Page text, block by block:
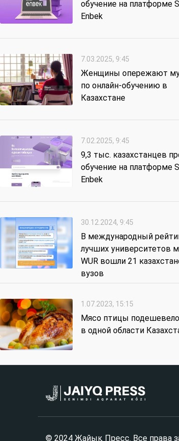
обучение на платформе
Enbek
7.03.2025, 9:45
Женщины опережают
по онлайн-обучению в
Казахстане
7.02.2025, 9:45
9,3 тыс. казахстанцев
обучение на платформе
Enbek
30.12.2024, 9:45
В международный
лучших университетов
WUR вошли 21
вузов
1.07.2023, 15:15
Мясо птицы
в одной области
© 2024 Жайық Пресс. Все права